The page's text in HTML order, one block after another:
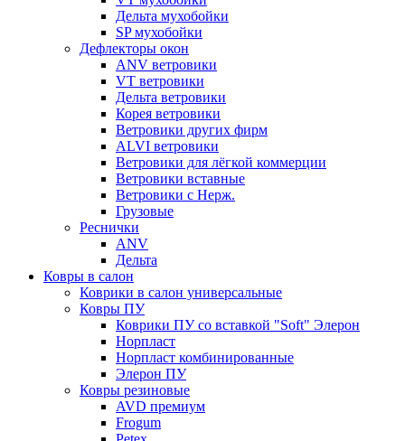
Дельта мухобойки
SP мухобойки
Дефлекторы окон
ANV ветровики
VT ветровики
Дельта ветровики
Корея ветровики
Ветровики других фирм
ALVI ветровики
Ветровики для лёгкой коммерции
Ветровики вставные
Ветровики с Нерж.
Грузовые
Реснички
ANV
Дельта
Ковры в салон
Коврики в салон универсальные
Ковры ПУ
Коврики ПУ со вставкой "Soft" Элерон
Норпласт
Норпласт комбинированные
Элерон ПУ
Ковры резиновые
AVD премиум
Frogum